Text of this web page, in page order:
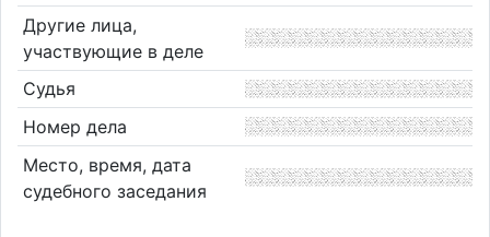
Другие лица,
участвующие в деле
Судья
Номер дела
Место, время, дата
судебного заседания